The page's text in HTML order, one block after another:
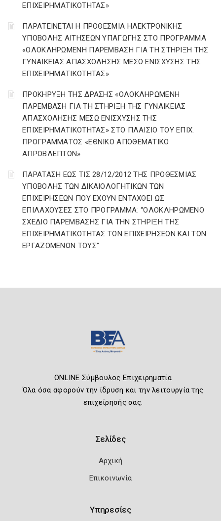
ΕΠΙΧΕΙΡΗΜΑΤΙΚΟΤΗΤΑΣ»
ΠΑΡΑΤΕΙΝΕΤΑΙ Η ΠΡΟΘΕΣΜΙΑ ΗΛΕΚΤΡΟΝΙΚΗΣ
ΥΠΟΒΟΛΗΣ ΑΙΤΗΣΕΩΝ ΥΠΑΓΩΓΗΣ ΣΤΟ ΠΡΟΓΡΑΜΜΑ
«ΟΛΟΚΛΗΡΩΜΕΝΗ ΠΑΡΕΜΒΑΣΗ ΓΙΑ ΤΗ ΣΤΗΡΙΞΗ ΤΗΣ
ΓΥΝΑΙΚΕΙΑΣ ΑΠΑΣΧΟΛΗΣΗΣ ΜΕΣΩ ΕΝΙΣΧΥΣΗΣ ΤΗΣ
ΕΠΙΧΕΙΡΗΜΑΤΙΚΟΤΗΤΑΣ»
ΠΡΟΚΗΡΥΞΗ ΤΗΣ ΔΡΑΣΗΣ «ΟΛΟΚΛΗΡΩΜΕΝΗ
ΠΑΡΕΜΒΑΣΗ ΓΙΑ ΤΗ ΣΤΗΡΙΞΗ ΤΗΣ ΓΥΝΑΙΚΕΙΑΣ
ΑΠΑΣΧΟΛΗΣΗΣ ΜΕΣΩ ΕΝΙΣΧΥΣΗΣ ΤΗΣ
ΕΠΙΧΕΙΡΗΜΑΤΙΚΟΤΗΤΑΣ» ΣΤΟ ΠΛΑΙΣΙΟ ΤΟΥ ΕΠΙΧ.
ΠΡΟΓΡΑΜΜΑΤΟΣ «ΕΘΝΙΚΟ ΑΠΟΘΕΜΑΤΙΚΟ
ΑΠΡΟΒΛΕΠΤΩΝ»
ΠΑΡΑΤΑΣΗ ΕΩΣ ΤΙΣ 28/12/2012 ΤΗΣ ΠΡΟΘΕΣMΙΑΣ
ΥΠΟΒΟΛΗΣ ΤΩΝ ΔΙΚΑΙΟΛΟΓΗΤΙΚΩΝ ΤΩΝ
ΕΠΙΧΕΙΡΗΣΕΩΝ ΠΟΥ ΕΧΟΥΝ ΕΝΤΑΧΘΕΙ ΩΣ
ΕΠΙΛΑΧΟΥΣΕΣ ΣΤΟ ΠΡΟΓΡΑMMΑ: “ΟΛΟΚΛΗΡΩMΕΝΟ
ΣΧΕΔΙΟ ΠΑΡΕMΒΑΣΗΣ ΓΙΑ ΤΗΝ ΣΤΗΡΙΞΗ ΤΗΣ
ΕΠΙΧΕΙΡΗMΑΤΙΚΟΤΗΤΑΣ ΤΩΝ ΕΠΙΧΕΙΡΗΣΕΩΝ ΚΑΙ ΤΩΝ
ΕΡΓΑΖΟMΕΝΩΝ ΤΟΥΣ”
ONLINE Σύμβουλος Επιχειρηματία
Όλα όσα αφορούν την ίδρυση και την λειτουργία της
επιχείρησής σας.
Σελίδες
Αρχική
Επικοινωνία
Υπηρεσίες